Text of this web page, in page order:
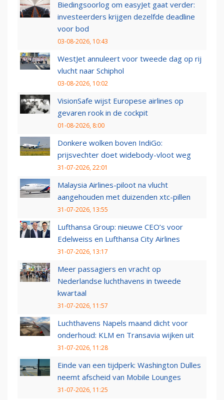
Biedingsoorlog om easyJet gaat verder:
investeerders krijgen dezelfde deadline
voor bod
03-08-2026, 10:43
WestJet annuleert voor tweede dag op rij
vlucht naar Schiphol
03-08-2026, 10:02
VisionSafe wijst Europese airlines op
gevaren rook in de cockpit
01-08-2026, 8:00
Donkere wolken boven IndiGo:
prijsvechter doet widebody-vloot weg
31-07-2026, 22:01
Malaysia Airlines-piloot na vlucht
aangehouden met duizenden xtc-pillen
31-07-2026, 13:55
Lufthansa Group: nieuwe CEO’s voor
Edelweiss en Lufthansa City Airlines
31-07-2026, 13:17
Meer passagiers en vracht op
Nederlandse luchthavens in tweede
kwartaal
31-07-2026, 11:57
Luchthavens Napels maand dicht voor
onderhoud: KLM en Transavia wijken uit
31-07-2026, 11:28
Einde van een tijdperk: Washington Dulles
neemt afscheid van Mobile Lounges
31-07-2026, 11:25